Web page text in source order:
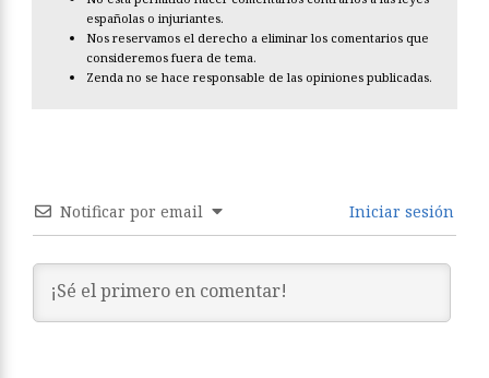
españolas o injuriantes.
Nos reservamos el derecho a eliminar los comentarios que
consideremos fuera de tema.
Zenda no se hace responsable de las opiniones publicadas.
Notificar por email Iniciar sesión